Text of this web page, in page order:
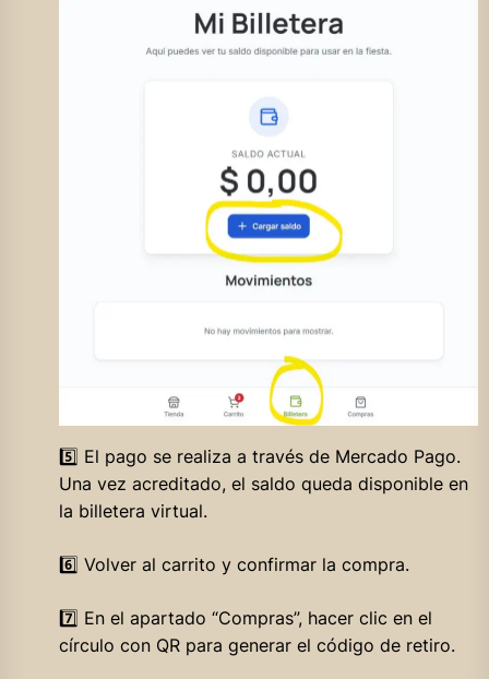
5️⃣ El pago se realiza a través de Mercado Pago.
Una vez acreditado, el saldo queda disponible en
la billetera virtual.
6️⃣ Volver al carrito y confirmar la compra.
7️⃣ En el apartado “Compras”, hacer clic en el
círculo con QR para generar el código de retiro.